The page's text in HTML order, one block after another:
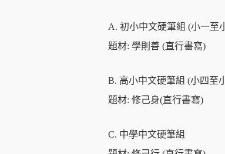
A. 初小中文硬筆組 (小一至
題材: 學則善 (直行書寫)
B. 高小中文硬筆組 (小四至
題材: 修己身(直行書寫)
C. 中學中文硬筆組